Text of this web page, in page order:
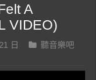
A
VIDEO)
日
聽音樂吧